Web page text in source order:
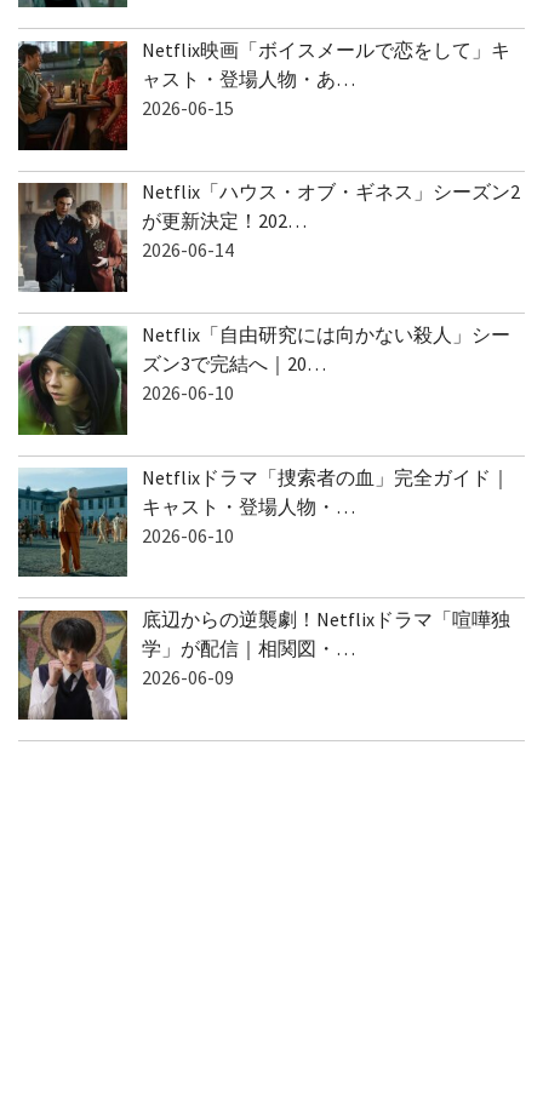
Netflix映画「ボイスメールで恋をして」キ
ャスト・登場人物・あ…
2026-06-15
Netflix「ハウス・オブ・ギネス」シーズン2
が更新決定！202…
2026-06-14
Netflix「自由研究には向かない殺人」シー
ズン3で完結へ｜20…
2026-06-10
Netflixドラマ「捜索者の血」完全ガイド｜
キャスト・登場人物・…
2026-06-10
底辺からの逆襲劇！Netflixドラマ「喧嘩独
学」が配信｜相関図・…
2026-06-09